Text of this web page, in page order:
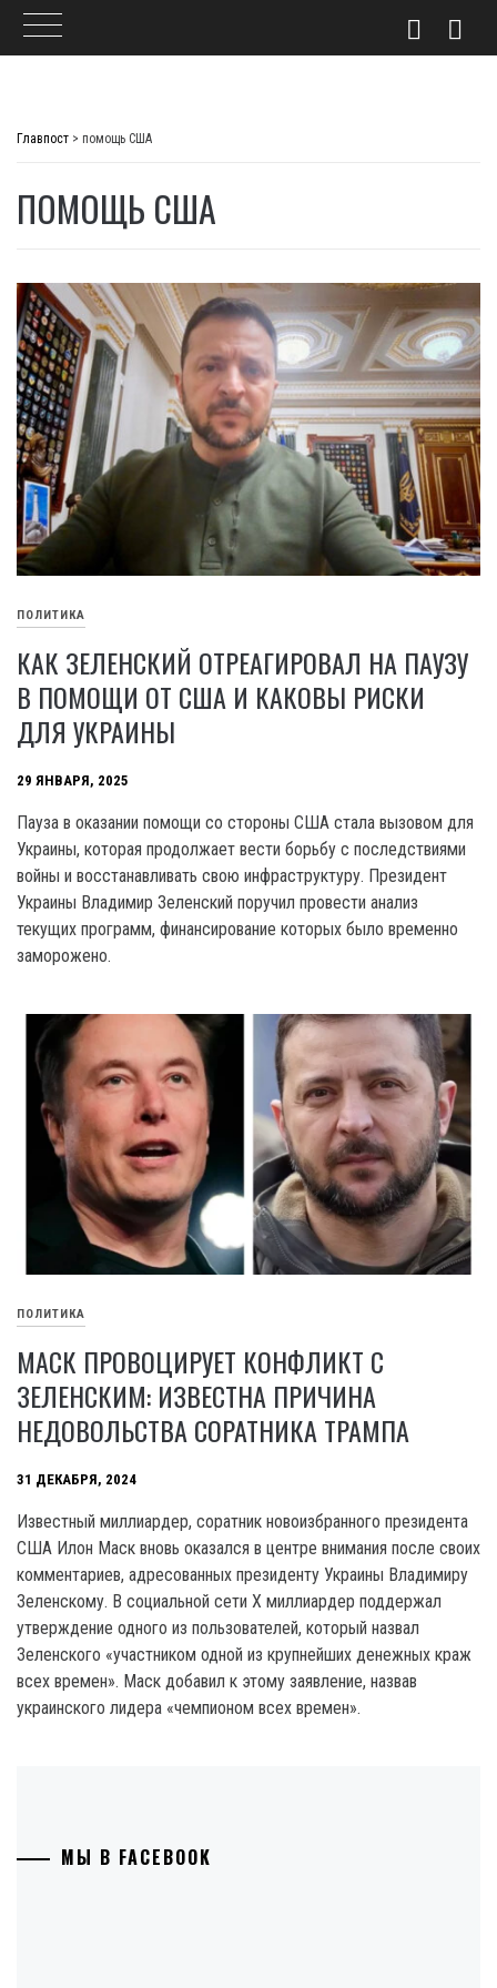
Главпост > помощь США
ПОМОЩЬ США
ПОЛИТИКА
КАК ЗЕЛЕНСКИЙ ОТРЕАГИРОВАЛ НА ПАУЗУ
В ПОМОЩИ ОТ США И КАКОВЫ РИСКИ
ДЛЯ УКРАИНЫ
29 ЯНВАРЯ, 2025
Пауза в оказании помощи со стороны США стала вызовом для
Украины, которая продолжает вести борьбу с последствиями
войны и восстанавливать свою инфраструктуру. Президент
Украины Владимир Зеленский поручил провести анализ
текущих программ, финансирование которых было временно
заморожено.
ПОЛИТИКА
МАСК ПРОВОЦИРУЕТ КОНФЛИКТ С
ЗЕЛЕНСКИМ: ИЗВЕСТНА ПРИЧИНА
НЕДОВОЛЬСТВА СОРАТНИКА ТРАМПА
31 ДЕКАБРЯ, 2024
Известный миллиардер, соратник новоизбранного президента
США Илон Маск вновь оказался в центре внимания после своих
комментариев, адресованных президенту Украины Владимиру
Зеленскому. В социальной сети Х миллиардер поддержал
утверждение одного из пользователей, который назвал
Зеленского «участником одной из крупнейших денежных краж
всех времен». Маск добавил к этому заявление, назвав
украинского лидера «чемпионом всех времен».
МЫ В FACEBOOK